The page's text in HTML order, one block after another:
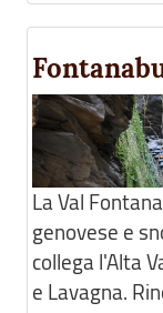
La Val
genovese e
collega l'Alta
e Lavagna.